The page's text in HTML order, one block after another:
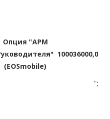
Опция "АРМ
(EOSmobile)
100036000,0
";